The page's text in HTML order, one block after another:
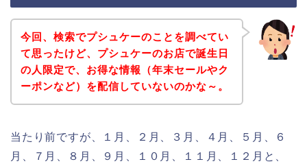
今回、検索でプシュケーのことを調べてい
て思ったけど、プシュケーのお店で誕生日
の人限定で、お得な情報（年末セールやク
ーポンなど）を配信していないのかな～。
当たり前ですが、１月、２月、３月、４月、５月、６
月、７月、８月、９月、１０月、１１月、１２月と、